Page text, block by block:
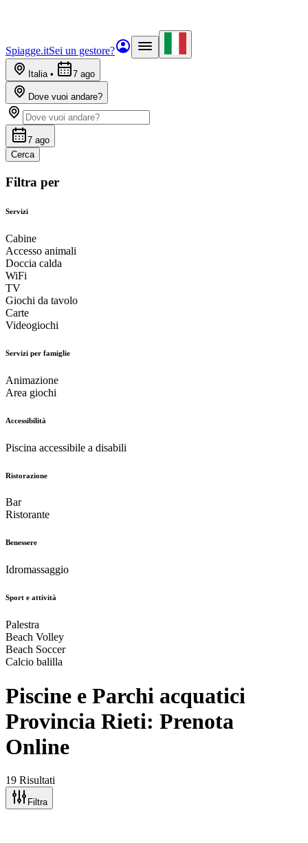
Spiagge.itSei un gestore?
Italia• 7 ago
Dove vuoi andare?
7 ago
Cerca
Filtra per
Servizi
Cabine
Accesso animali
Doccia calda
WiFi
TV
Giochi da tavolo
Carte
Videogiochi
Servizi per famiglie
Animazione
Area giochi
Accessibilità
Piscina accessibile a disabili
Ristorazione
Bar
Ristorante
Benessere
Idromassaggio
Sport e attività
Palestra
Beach Volley
Beach Soccer
Calcio balilla
Piscine e Parchi acquatici
Provincia Rieti: Prenota
Online
19 Risultati
Filtra